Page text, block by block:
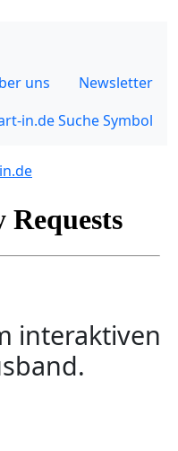
uns Newsletter
interaktiven